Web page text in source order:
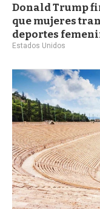
Donald Trump
que mujeres
deportes
Estados Unidos